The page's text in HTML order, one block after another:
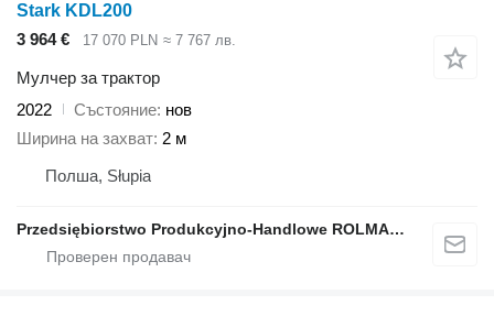
Stark KDL200
3 964 €
17 070 PLN ≈ 7 767 лв.
Мулчер за трактор
2022
Състояние нов
Ширина на захват 2 м
Полша, Słupia
Przedsiębiorstwo Produkcyjno-Handlowe ROLMAPOL Marcin Dziekan